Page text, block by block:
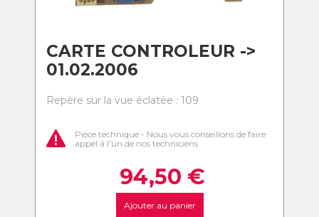
CARTE CONTROLEUR ->
01.02.2006
Repère sur la vue éclatée : 109
Pièce technique - Nous vous conseillons de faire
appel à l'un de nos techniciens
94,50 €
Ajouter au panier